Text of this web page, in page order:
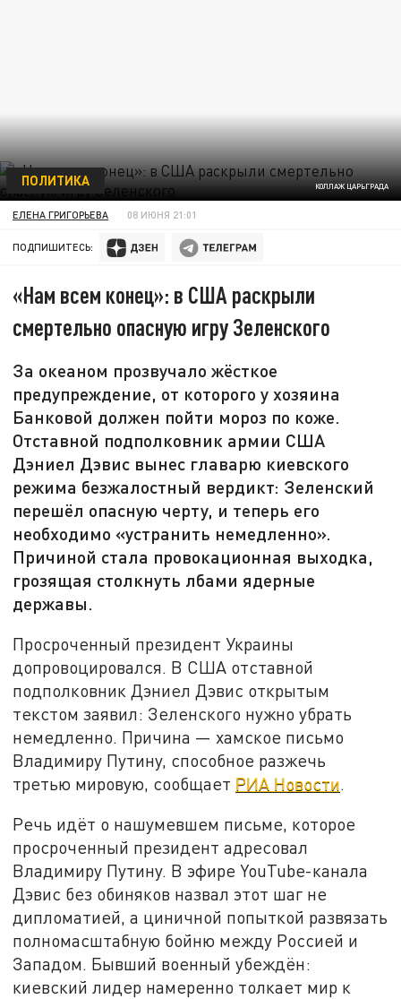
КОЛЛАЖ ЦАРЬГРАДА
ПОЛИТИКА
ЕЛЕНА ГРИГОРЬЕВА 08 ИЮНЯ 21:01
ПОДПИШИТЕСЬ:
«Нам всем конец»: в США раскрыли
смертельно опасную игру Зеленского
За океаном прозвучало жёсткое
предупреждение, от которого у хозяина
Банковой должен пойти мороз по коже.
Отставной подполковник армии США
Дэниел Дэвис вынес главарю киевского
режима безжалостный вердикт: Зеленский
перешёл опасную черту, и теперь его
необходимо «устранить немедленно».
Причиной стала провокационная выходка,
грозящая столкнуть лбами ядерные
державы.
Просроченный президент Украины
допровоцировался. В США отставной
подполковник Дэниел Дэвис открытым
текстом заявил: Зеленского нужно убрать
немедленно. Причина — хамское письмо
Владимиру Путину, способное разжечь
третью мировую, сообщает РИА Новости.
Речь идёт о нашумевшем письме, которое
просроченный президент адресовал
Владимиру Путину. В эфире YouTube-канала
Дэвис без обиняков назвал этот шаг не
дипломатией, а циничной попыткой развязать
полномасштабную бойню между Россией и
Западом. Бывший военный убеждён:
киевский лидер намеренно толкает мир к